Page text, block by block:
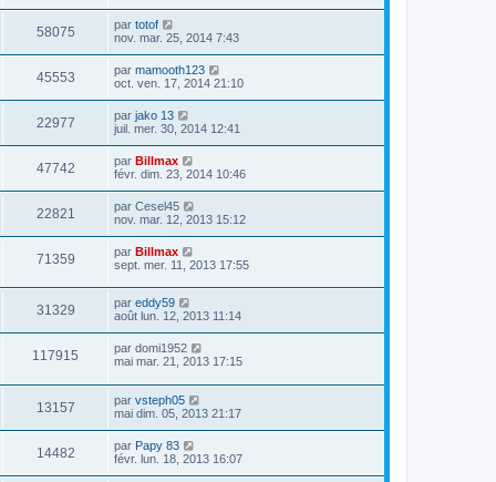
58075 par totof
nov. mar. 25, 2014 7:43
45553 par mamooth123
oct. ven. 17, 2014 21:10
22977 par jako 13
juil. mer. 30, 2014 12:41
47742 par Billmax
févr. dim. 23, 2014 10:46
22821 par Cesel45
nov. mar. 12, 2013 15:12
71359 par Billmax
sept. mer. 11, 2013 17:55
31329 par eddy59
août lun. 12, 2013 11:14
117915 par domi1952
mai mar. 21, 2013 17:15
13157 par vsteph05
mai dim. 05, 2013 21:17
14482 par Papy 83
févr. lun. 18, 2013 16:07